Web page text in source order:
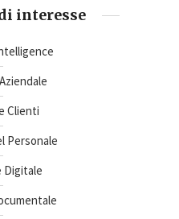
interesse
Clienti
Personale
Digitale